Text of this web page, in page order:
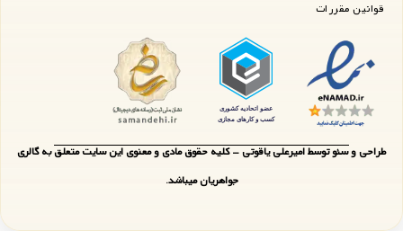
قوانین مقررات
طراحی و سئو توسط امیرعلی یاقوتی - کلیه حقوق مادی و معنوی این سایت متعلق به گالری
جواهریان میباشد.